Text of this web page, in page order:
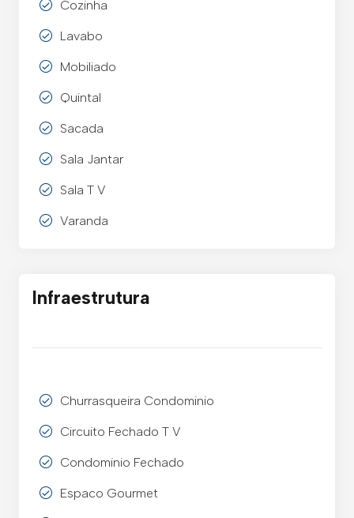
Cozinha
Lavabo
Mobiliado
Quintal
Sacada
Sala Jantar
Sala T V
Varanda
Infraestrutura
Churrasqueira Condominio
Circuito Fechado T V
Condominio Fechado
Espaco Gourmet